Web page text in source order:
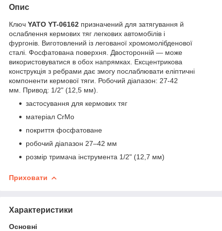
Опис
Ключ YATO YT-06162 призначений для затягування й
ослаблення кермових тяг легкових автомобілів і
фургонів. Виготовлений із легованої хромомолібденової
сталі. Фосфатована поверхня. Двосторонній — може
використовуватися в обох напрямках. Ексцентрикова
конструкція з ребрами дає змогу послаблювати еліптичні
компоненти кермової тяги. Робочий діапазон: 27-42
мм. Привод: 1/2" (12,5 мм).
застосування для кермових тяг
матеріал CrMo
покриття фосфатоване
робочий діапазон 27–42 мм
розмір тримача інструмента 1/2" (12,7 мм)
Приховати
Характеристики
Основні